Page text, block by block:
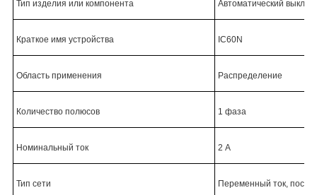
Тип изделия или компонента Автоматический
Краткое имя устройства IC60N
Область применения Распределение
Количество полюсов 1 фаза
Номинальный ток 2 А
Тип сети Переменный ток,